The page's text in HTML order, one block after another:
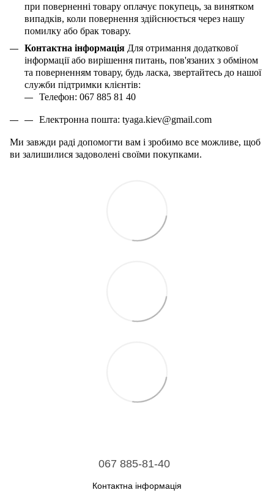
при поверненні товару оплачує покупець, за винятком
випадків, коли повернення здійснюється через нашу
помилку або брак товару.
Контактна інформація Для отримання додаткової
інформації або вирішення питань, пов'язаних з обміном
та поверненням товару, будь ласка, звертайтесь до нашої
служби підтримки клієнтів:
Телефон: 067 885 81 40
Електронна пошта: tyaga.kiev@gmail.com
Ми завжди раді допомогти вам і зробимо все можливе, щоб
ви залишилися задоволені своїми покупками.
067 885-81-40
Контактна інформація